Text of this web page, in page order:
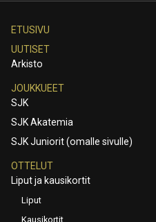
ETUSIVU
UUTISET
Arkisto
JOUKKUEET
SJK
SJK Akatemia
SJK Juniorit (omalle sivulle)
OTTELUT
Liput ja kausikortit
Liput
Kausikortit